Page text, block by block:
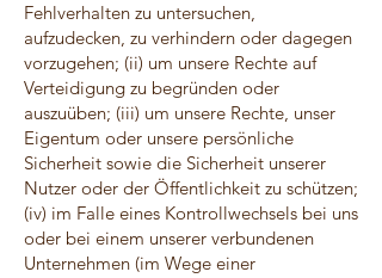
Fehlverhalten zu untersuchen,
aufzudecken, zu verhindern oder dagegen
vorzugehen; (ii) um unsere Rechte auf
Verteidigung zu begründen oder
auszuüben; (iii) um unsere Rechte, unser
Eigentum oder unsere persönliche
Sicherheit sowie die Sicherheit unserer
Nutzer oder der Öffentlichkeit zu schützen;
(iv) im Falle eines Kontrollwechsels bei uns
oder bei einem unserer verbundenen
Unternehmen (im Wege einer